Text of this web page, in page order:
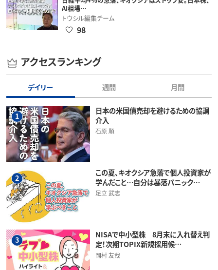
AI相場…
トウシル編集チーム
98
アクセスランキング
デイリー 週間 月間
1
日本の米国債売却を避けるための協調
介入
石原 順
2
この夏、キオクシア急落で個人投資家が
学んだこと…自分は暴落パニック…
足立 武志
3
NISAで中小型株 8月末に入れ替え判
定！次期TOPIX新規採用候…
岡村 友哉